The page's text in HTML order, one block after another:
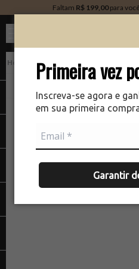
Primeira vez
Inscreva-se agora e
em sua primeira
Garantir
Faltam R$ 199,00para
Cabelos Finalizador